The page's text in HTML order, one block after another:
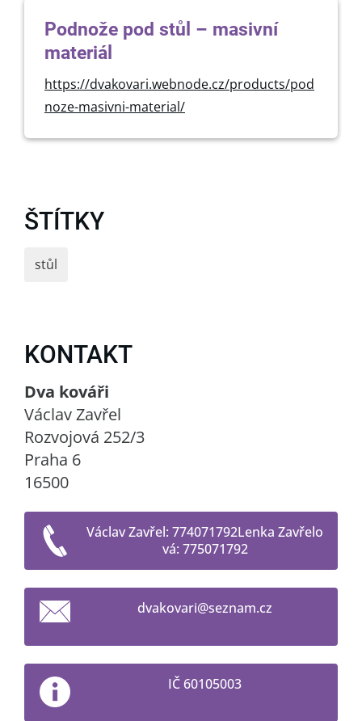
Podnože pod stůl – masivní
materiál
https://dvakovari.webnode.cz/products/pod
noze-masivni-material/
ŠTÍTKY
stůl
KONTAKT
Dva kováři
Václav Zavřel
Rozvojová 252/3
Praha 6
16500
Václav Zavřel: 774071792Lenka Zavřelo
vá: 775071792
dvakovari@seznam.cz
IČ 60105003